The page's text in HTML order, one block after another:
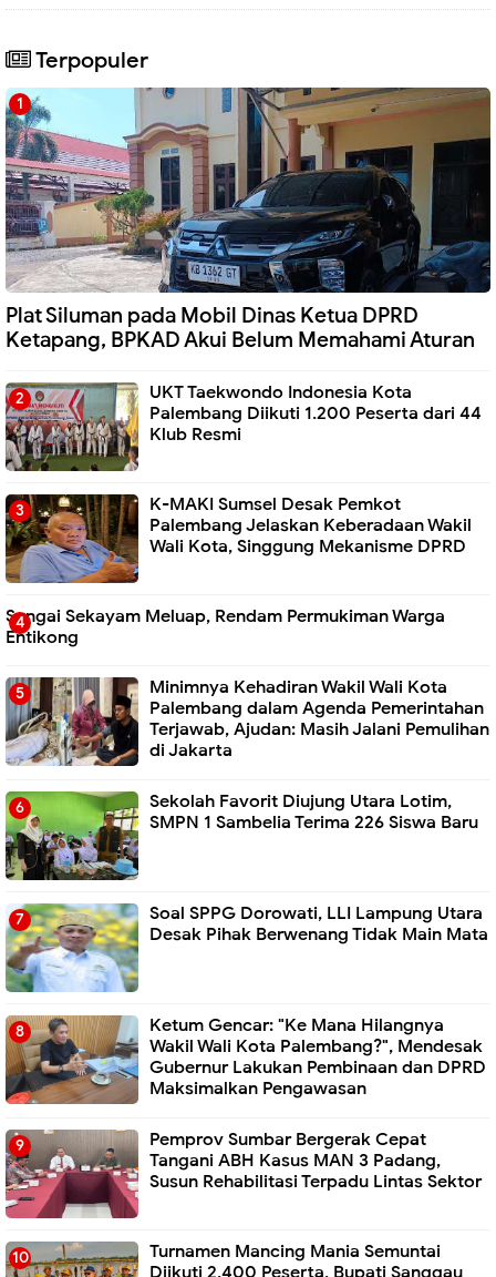
Terpopuler
Plat Siluman pada Mobil Dinas Ketua DPRD
Ketapang, BPKAD Akui Belum Memahami Aturan
UKT Taekwondo Indonesia Kota
Palembang Diikuti 1.200 Peserta dari 44
Klub Resmi
K-MAKI Sumsel Desak Pemkot
Palembang Jelaskan Keberadaan Wakil
Wali Kota, Singgung Mekanisme DPRD
Sungai Sekayam Meluap, Rendam Permukiman Warga
Entikong
Minimnya Kehadiran Wakil Wali Kota
Palembang dalam Agenda Pemerintahan
Terjawab, Ajudan: Masih Jalani Pemulihan
di Jakarta
Sekolah Favorit Diujung Utara Lotim,
SMPN 1 Sambelia Terima 226 Siswa Baru ‎
Soal SPPG Dorowati, LLI Lampung Utara
Desak Pihak Berwenang Tidak Main Mata
Ketum Gencar: "Ke Mana Hilangnya
Wakil Wali Kota Palembang?", Mendesak
Gubernur Lakukan Pembinaan dan DPRD
Maksimalkan Pengawasan
Pemprov Sumbar Bergerak Cepat
Tangani ABH Kasus MAN 3 Padang,
Susun Rehabilitasi Terpadu Lintas Sektor
Turnamen Mancing Mania Semuntai
Diikuti 2.400 Peserta, Bupati Sanggau